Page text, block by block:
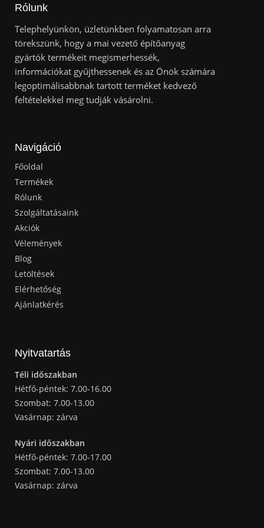
Rólunk
Telephelyünkön, üzletünkben folyamatosan arra
törekszünk, hogy a mai vezető építőanyag
gyártók termékeit megismerhessék,
információkat gyűjthessenek és az Önök számára
legoptimálisabbnak tartott terméket kedvező
feltételekkel meg tudják vásárolni.
Navigáció
Főoldal
Termékek
Rólunk
Szolgáltatásaink
Akciók
Vélemények
Blog
Letöltések
Elérhetőség
Ajánlatkérés
Nyitvatartás
Téli időszakban
Hétfő-péntek: 7.00-16.00
Szombat: 7.00-13.00
Vasárnap: zárva
Nyári időszakban
Hétfő-péntek: 7.00-17.00
Szombat: 7.00-13.00
Vasárnap: zárva